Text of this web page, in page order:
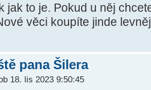
jak to je. Pokud u něj
věci koupíte jinde
pana Šilera
18. lis 2023 9:50:45